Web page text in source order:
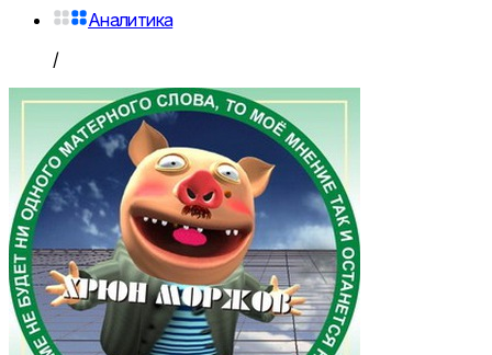
Аналитика
/